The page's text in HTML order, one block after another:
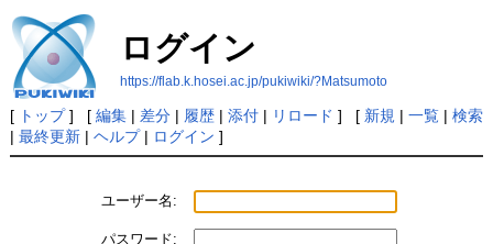
ログイン
https://flab.k.hosei.ac.jp/pukiwiki/?Matsumoto
[ トップ] [ 編集| 差分| 履歴| 添付| リロード ] [ 新規 | 一覧| 検索
| 最終更新| ヘルプ| ログイン ]
ユーザー名:
パスワード: